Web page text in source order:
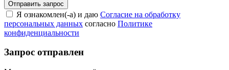
Я ознакомлен(-а) и даю Согласие на обработку
персональных данных согласно Политике
конфиденциальности
Запрос отправлен